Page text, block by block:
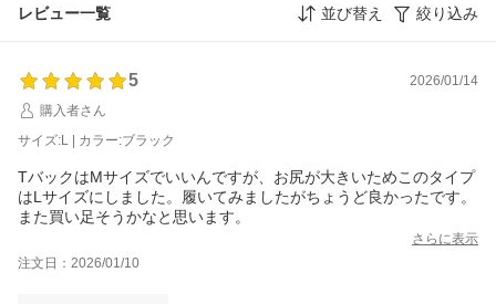
レビュー一覧 並び替え 絞り込み
5
2026/01/14
購入者さん
サイズ:L | カラー:ブラック
TバックはMサイズでいいんですが、お尻が大きいためこのタイプ
はLサイズにしました。履いてみましたがちょうど良かったです。
また買い足そうかなと思います。
さらに表示
注文日：2026/01/10